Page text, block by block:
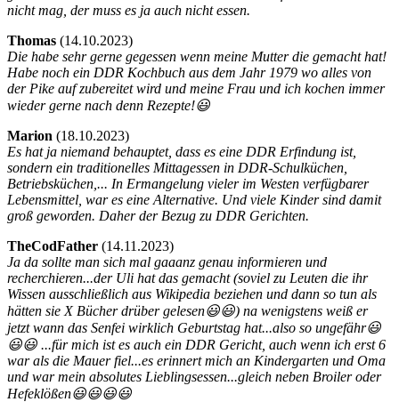
nicht mag, der muss es ja auch nicht essen.
Thomas (14.10.2023)
Die habe sehr gerne gegessen wenn meine Mutter die gemacht hat!
Habe noch ein DDR Kochbuch aus dem Jahr 1979 wo alles von
der Pike auf zubereitet wird und meine Frau und ich kochen immer
wieder gerne nach denn Rezepte!😃
Marion (18.10.2023)
Es hat ja niemand behauptet, dass es eine DDR Erfindung ist,
sondern ein traditionelles Mittagessen in DDR-Schulküchen,
Betriebsküchen,... In Ermangelung vieler im Westen verfügbarer
Lebensmittel, war es eine Alternative. Und viele Kinder sind damit
groß geworden. Daher der Bezug zu DDR Gerichten.
TheCodFather (14.11.2023)
Ja da sollte man sich mal gaaanz genau informieren und
recherchieren...der Uli hat das gemacht (soviel zu Leuten die ihr
Wissen ausschließlich aus Wikipedia beziehen und dann so tun als
hätten sie X Bücher drüber gelesen😃😃) na wenigstens weiß er
jetzt wann das Senfei wirklich Geburtstag hat...also so ungefähr😃
😃😃 ...für mich ist es auch ein DDR Gericht, auch wenn ich erst 6
war als die Mauer fiel...es erinnert mich an Kindergarten und Oma
und war mein absolutes Lieblingsessen...gleich neben Broiler oder
Hefeklößen😃😃😃😃